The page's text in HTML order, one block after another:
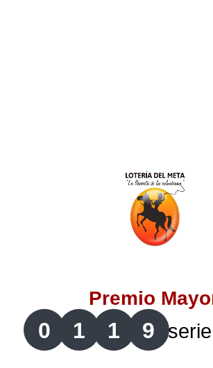
Lotería de Bogotá
Lotería de Risaralda
Lotería de Santander
Lotería del Cauca
Premio
0 1 1 9 serie